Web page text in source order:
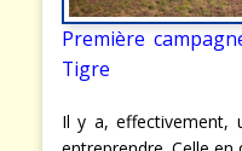
Première